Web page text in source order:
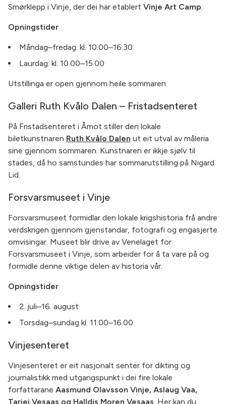
Smørklepp i Vinje, der dei har etablert Vinje Art Camp.
Opningstider
Måndag–fredag: kl. 10.00–16.30
Laurdag: kl. 10.00–15.00
Utstillinga er open gjennom heile sommaren.
Galleri Ruth Kvålo Dalen – Fristadsenteret
På Fristadsenteret i Åmot stiller den lokale
biletkunstnaren Ruth Kvålo Dalen ut eit utval av måleria
sine gjennom sommaren. Kunstnaren er ikkje sjølv til
stades, då ho samstundes har sommarutstilling på Nigard
Lid.
Forsvarsmuseet i Vinje
Forsvarsmuseet formidlar den lokale krigshistoria frå andre
verdskrigen gjennom gjenstandar, fotografi og engasjerte
omvisingar. Museet blir drive av Venelaget for
Forsvarsmuseet i Vinje, som arbeider for å ta vare på og
formidle denne viktige delen av historia vår.
Opningstider
2. juli–16. august
Torsdag–sundag kl. 11.00–16.00
Vinjesenteret
Vinjesenteret er eit nasjonalt senter for dikting og
journalistikk med utgangspunkt i dei fire lokale
forfattarane Aasmund Olavsson Vinje, Aslaug Vaa,
Tarjei Vesaas og Halldis Moren Vesaas. Her kan du